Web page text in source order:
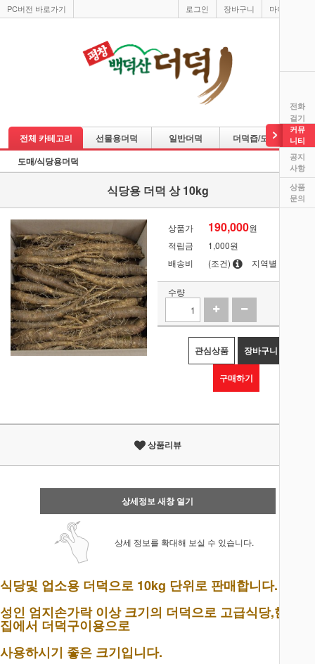
PC버전 바로가기 마이페이지
장바구니
로그인
전체 카테고리 선물용더덕 일반더덕
더덕즙/도라지즙
도매/식당용더덕
식당용 더덕 상 10kg
상품가 190,000원
적립금
1,000원
배송비
(조건) 지역별
수량
관심상품 장바구니
구매하기
상품리뷰
상세정보 새창 열기
상세 정보를 확대해 보실 수 있습니다.
식당및 업소용 더덕으로 10kg 단위로 판매합니다.
성인 엄지손가락 이상 크기의 더덕으로 고급식당,한정식
집에서 더덕구이용으로
사용하시기 좋은 크기입니다.
전화
걸기
커뮤
니티
공지
사항
상품
문의